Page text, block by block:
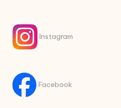
Instagram
Facebook